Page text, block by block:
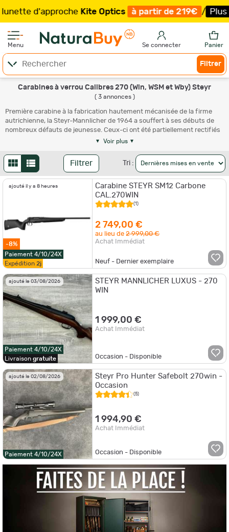
d'approcheKite Optics à partir de 219€ / Plus
Menu Se connecter Panier
Filtrer
Carabines à verrou Calibres 270 (Win, WSM et Wby) Steyr
( 3 annonces )
Première carabine à la fabrication hautement mécanisée de la firme
autrichienne, la Steyr-Mannlicher de 1964 a souffert à ses débuts de
nombreux défauts de jeunesse. Ceux-ci ont été partiellement rectifiés
en 1977, mais c'est seulement avec la SBS 96 de 1996 que l'arme a
entrer la marque dans l'histoire. Les carabines Steyr postérieures à
1996 constituent d'excellents achats en neuf comme en occasion.
Attention toutefois, en seconde main, aux prix demandés par certains
vendeurs qui tentent de profiter déraisonnablement du prestige de la
Voir plus
Filtrer Tri :
ajouté il y a 8 heures
-8%
Paiement 4/10/24X
Expédition 2j
Carabine STEYR SM12 Carbone
CAL.270WIN
(1)
2 749,00 €
au lieu de2 999,00 €
Achat Immédiat
Neuf - Dernier exemplaire
ajouté le 03/08/2026
Paiement 4/10/24X
Livraison gratuite
STEYR MANNLICHER LUXUS - 270
WIN
1 999,00 €
Achat Immédiat
Occasion - Disponible
ajouté le 02/08/2026
Paiement 4/10/24X
Steyr Pro Hunter Safebolt 270win -
Occasion
(5)
1 994,90 €
Achat Immédiat
Occasion - Disponible